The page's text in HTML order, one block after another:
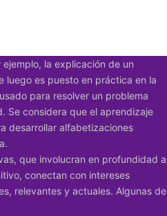
la explicación de un
luego es puesto en práctica en la
para resolver un problema
Se considera que el aprendizaje
desarrollar alfabetizaciones
que involucran en profundidad a
conectan con intereses
relevantes y actuales. Algunas de